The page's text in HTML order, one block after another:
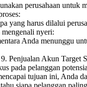
perusahaan untuk
yang harus dilalui
mengenali nyeri:
Anda menunggu
Penjualan Akun Target
pada pelanggan
tujuan ini, Anda
siapa pelanggan